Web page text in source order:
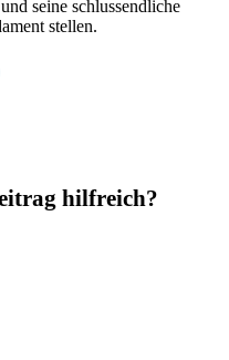
seine schlussendliche
stellen.
hilfreich?